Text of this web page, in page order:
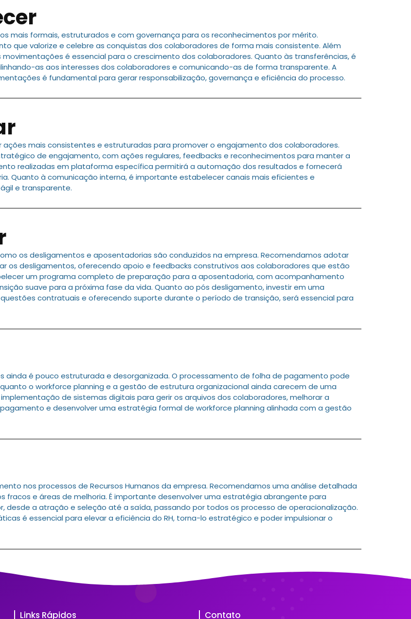
mais formais, estruturados e com governança para os reconhecimentos por mérito.
que valorize e celebre as conquistas dos colaboradores de forma mais consistente. Além
é essencial para o crescimento dos colaboradores. Quanto às transferências, é
as aos interesses dos colaboradores e comunicando-as de forma transparente. A
é fundamental para gerar responsabilização, governança e eficiência do processo.
mais consistentes e estruturadas para promover o engajamento dos colaboradores.
de engajamento, com ações regulares, feedbacks e reconhecimentos para manter a
realizadas em plataforma específica permitirá a automação dos resultados e fornecerá
Quanto à comunicação interna, é importante estabelecer canais mais eficientes e
e transparente.
os desligamentos e aposentadorias são conduzidos na empresa. Recomendamos adotar
os desligamentos, oferecendo apoio e feedbacks construtivos aos colaboradores que estão
um programa completo de preparação para a aposentadoria, com acompanhamento
suave para a próxima fase da vida. Quanto ao pós desligamento, investir em uma
contratuais e oferecendo suporte durante o período de transição, será essencial para
ainda é pouco estruturada e desorganizada. O processamento de folha de pagamento pode
o workforce planning e a gestão de estrutura organizacional ainda carecem de uma
de sistemas digitais para gerir os arquivos dos colaboradores, melhorar a
e desenvolver uma estratégia formal de workforce planning alinhada com a gestão
nos processos de Recursos Humanos da empresa. Recomendamos uma análise detalhada
fracos e áreas de melhoria. É importante desenvolver uma estratégia abrangente para
desde a atração e seleção até a saída, passando por todos os processo de operacionalização.
é essencial para elevar a eficiência do RH, torna-lo estratégico e poder impulsionar o
Links Rápidos Contato